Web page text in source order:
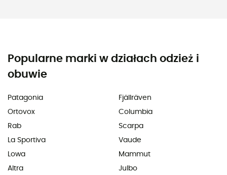
Popularne marki w działach odzież i
obuwie
Patagonia
Ortovox
Rab
La Sportiva
Lowa
Altra
Fjällräven
Columbia
Scarpa
Vaude
Mammut
Julbo